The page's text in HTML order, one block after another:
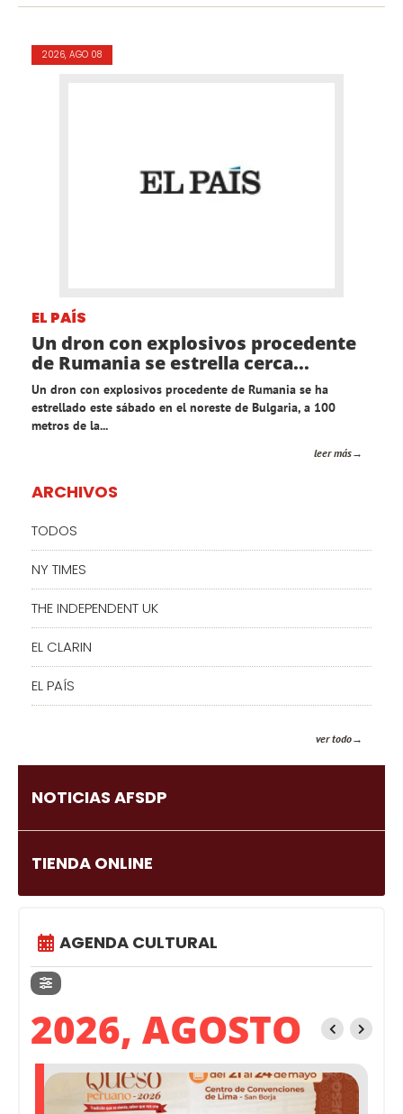
2026, AGO 08
EL PAÍS
Un dron con explosivos procedente
de Rumania se estrella cerca...
Un dron con explosivos procedente de Rumania se ha
estrellado este sábado en el noreste de Bulgaria, a 100
metros de la...
leer más
ARCHIVOS
TODOS
NY TIMES
THE INDEPENDENT UK
EL CLARIN
EL PAÍS
ver todo
NOTICIAS AFSDP
TIENDA ONLINE
AGENDA CULTURAL
2026, AGOSTO